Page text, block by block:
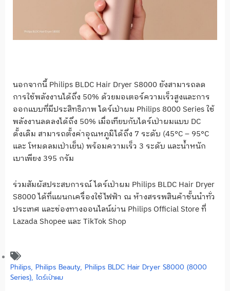
นอกจากนี้ Philips BLDC Hair Dryer S8000 ยังสามารถลด
การใช้พลังงานได้ถึง 50% ด้วยมอเตอร์ความเร็วสูงและการ
ออกแบบที่มีประสิทธิภาพ ไดร์เป่าผม Philips 8000 Series ใช้
พลังงานลดลงได้ถึง 50% เมื่อเทียบกับไดร์เป่าผมแบบ DC
ดั้งเดิม สามารถตั้งค่าอุณหภูมิได้ถึง 7 ระดับ (45°C – 95°C
และ โหมดลมเป่าเย็น) พร้อมความเร็ว 3 ระดับ และน้ำหนัก
เบาเพียง 395 กรัม
ร่วมสัมผัสประสบการณ์ ไดร์เป่าผม Philips BLDC Hair Dryer
S8000 ได้ที่แผนกเครื่องใช้ไฟฟ้า ณ ห้างสรรพสินค้าชั้นนำทั่ว
ประเทศ และช่องทางออนไลน์ผ่าน Philips Official Store ที่
Lazada Shopee และ TikTok Shop
Philips, Philips Beauty, Philips BLDC Hair Dryer S8000 (8000
Series), ไดร์เป่าผม